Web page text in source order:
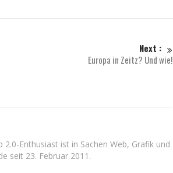
Next :
Europa in Zeitz? Und wie!
2.0-Enthusiast ist in Sachen Web, Grafik und
seit 23. Februar 2011.